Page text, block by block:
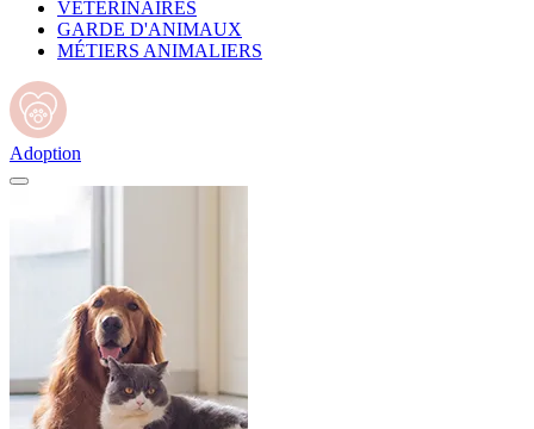
VÉTÉRINAIRES
GARDE D'ANIMAUX
MÉTIERS ANIMALIERS
Adoption